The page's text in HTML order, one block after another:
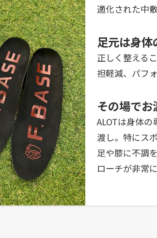
適化された中
足元は身体
正しく整える
担軽減、パフ
その場でお
ALOTは身体
渡し。特にス
足や膝に不調
ローチが非常